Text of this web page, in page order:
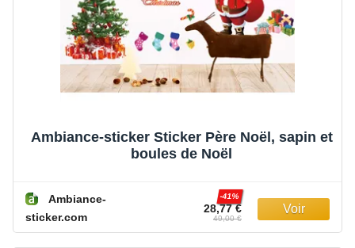
Ambiance-sticker Sticker Père Noël, sapin et
boules de Noël
Ambiance-
sticker.com
28,77 €
-41%
49,00 €